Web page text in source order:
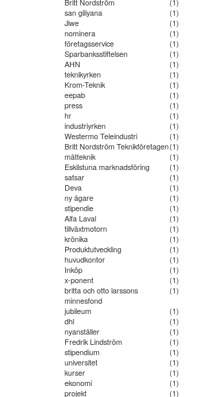
Britt Nordström
(1)
san giliyana
(1)
Jiwe
(1)
nominera
(1)
företagsservice
(1)
Sparbanksstiftelsen
(1)
AHN
(1)
teknikyrken
(1)
Krom-Teknik
(1)
eepab
(1)
press
(1)
hr
(1)
industriyrken
(1)
Westermo Teleindustri
(1)
Britt Nordström Teknikföretagen(1)
mätteknik
(1)
Eskilstuna marknadsföring
(1)
satsar
(1)
Deva
(1)
ny ägare
(1)
stipendie
(1)
Alfa Laval
(1)
tillväxtmotorn
(1)
krönika
(1)
Produktutveckling
(1)
huvudkontor
(1)
Inköp
(1)
x-ponent
(1)
britta och otto larssons
minnesfond
(1)
jubileum
(1)
dhl
(1)
nyanställer
(1)
Fredrik Lindström
(1)
stipendium
(1)
universitet
(1)
kurser
(1)
ekonomi
(1)
projekt
(1)